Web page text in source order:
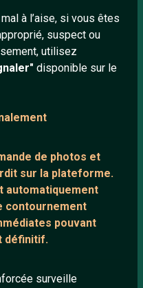
à l’aise, si vous êtes
suspect ou
utilisez
disponible sur le
de photos et
sur la plateforme.
automatiquement
contournement
pouvant
définitif.
surveille